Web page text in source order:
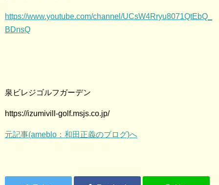
https://www.youtube.com/channel/UCsW4Rryu8071QtEbQ_
BDnsQ
泉ビレジゴルフガーデン
https://izumivill-golf.msjs.co.jp/
元記事(ameblo：和田正義のブログ)へ